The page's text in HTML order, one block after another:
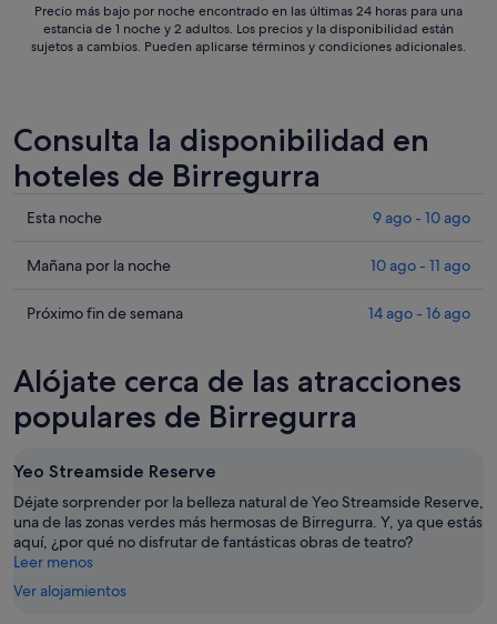
Precio más bajo por noche encontrado en las últimas 24 horas para una
estancia de 1 noche y 2 adultos. Los precios y la disponibilidad están
sujetos a cambios. Pueden aplicarse términos y condiciones adicionales.
Consulta la disponibilidad en
hoteles de Birregurra
Comprueba
precios
Birregurra
noche,
ago
10
ago
Esta noche 9 ago - 10 ago
Comprueba
precios
para
mañana
por
noche,
10
ago
-
11
ago
Mañana por la noche 10 ago - 11 ago
Comprueba
en
Birregurra
para
próximo
fin
de
semana,
14
ago
Próximo fin de semana 14 ago - 16 ago
Alójate cerca de las atracciones
populares de Birregurra
Yeo Streamside Reserve
Déjate sorprender por la belleza natural de Yeo Streamside Reserve,
una de las zonas verdes más hermosas de Birregurra. Y, ya que estás
aquí, ¿por qué no disfrutar de fantásticas obras de teatro?
Leer menos
Ver alojamientos